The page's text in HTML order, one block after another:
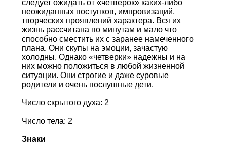
следует ожидать от «четверок» каких-либо
неожиданных поступков, импровизаций,
творческих проявлений характера. Вся их
жизнь рассчитана по минутам и мало что
способно сместить их с заранее намеченного
плана. Они скупы на эмоции, зачастую
холодны. Однако «четверки» надежны и на
них можно положиться в любой жизненной
ситуации. Они строгие и даже суровые
родители и очень послушные дети.
Число скрытого духа: 2
Число тела: 2
Знаки